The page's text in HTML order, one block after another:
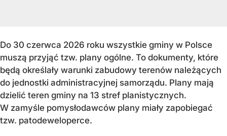
Do 30 czerwca 2026 roku wszystkie gminy w Polsce
muszą przyjąć tzw. plany ogólne. To dokumenty, które
będą określały warunki zabudowy terenów należących
do jednostki administracyjnej samorządu. Plany mają
dzielić teren gminy na 13 stref planistycznych.
W zamyśle pomysłodawców plany miały zapobiegać
tzw. patodeweloperce.